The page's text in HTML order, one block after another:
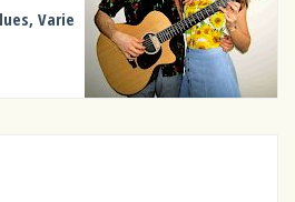
Varie